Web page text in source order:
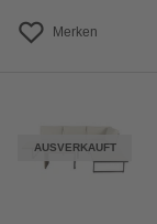
Merken
AUSVERKAUFT